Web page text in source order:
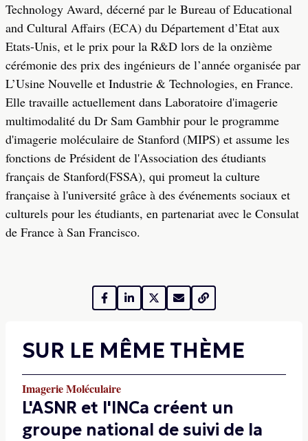
Technology Award, décerné par le Bureau of Educational
and Cultural Affairs (ECA) du Département d’Etat aux
Etats-Unis, et le prix pour la R&D lors de la onzième
cérémonie des prix des ingénieurs de l’année organisée par
L’Usine Nouvelle et Industrie & Technologies, en France.
Elle travaille actuellement dans Laboratoire d'imagerie
multimodalité du Dr Sam Gambhir pour le programme
d'imagerie moléculaire de Stanford (MIPS) et assume les
fonctions de Président de l'Association des étudiants
français de Stanford(FSSA), qui promeut la culture
française à l'université grâce à des événements sociaux et
culturels pour les étudiants, en partenariat avec le Consulat
de France à San Francisco.
SUR LE MÊME THÈME
Imagerie Moléculaire
L'ASNR et l'INCa créent un
groupe national de suivi de la